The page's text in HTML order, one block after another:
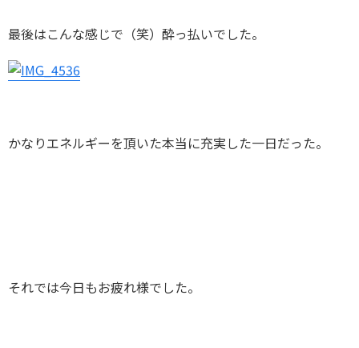
最後はこんな感じで（笑）酔っ払いでした。
かなりエネルギーを頂いた本当に充実した一日だった。
それでは今日もお疲れ様でした。